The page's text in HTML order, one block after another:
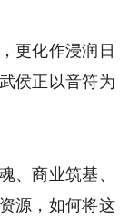
更化作浸润日
侯正以音符为
商业筑基、
源，如何将这